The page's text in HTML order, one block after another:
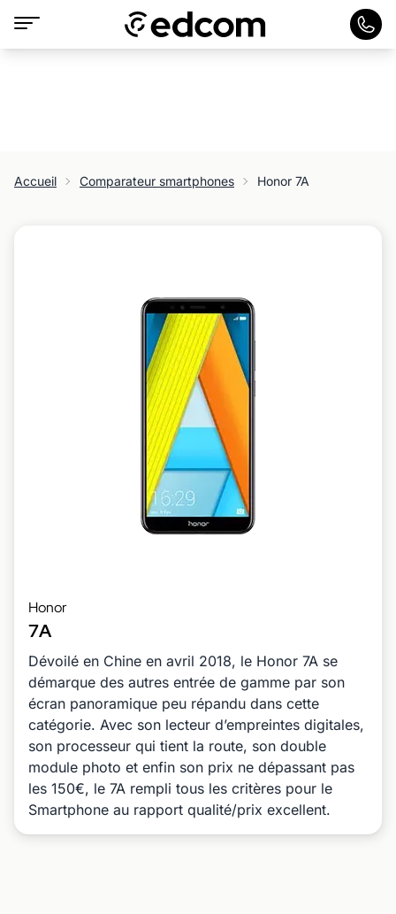
Accueil Comparateur smartphones Honor 7A
Honor
7A
Dévoilé en Chine en avril 2018, le Honor 7A se
démarque des autres entrée de gamme par son
écran panoramique peu répandu dans cette
catégorie. Avec son lecteur d’empreintes digitales,
son processeur qui tient la route, son double
module photo et enfin son prix ne dépassant pas
les 150€, le 7A rempli tous les critères pour le
Smartphone au rapport qualité/prix excellent.